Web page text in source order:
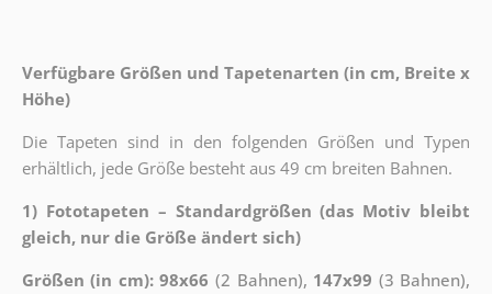
Verfügbare Größen und Tapetenarten (in cm, Breite x
Höhe)
Die Tapeten sind in den folgenden Größen und Typen
erhältlich, jede Größe besteht aus 49 cm breiten Bahnen.
1) Fototapeten – Standardgrößen (das Motiv bleibt
gleich, nur die Größe ändert sich)
Größen (in cm): 98x66 (2 Bahnen), 147x99 (3 Bahnen),